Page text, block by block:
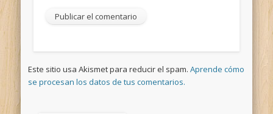
Este sitio usa Akismet para reducir el spam.Aprende cómo
se procesan los datos de tus comentarios.